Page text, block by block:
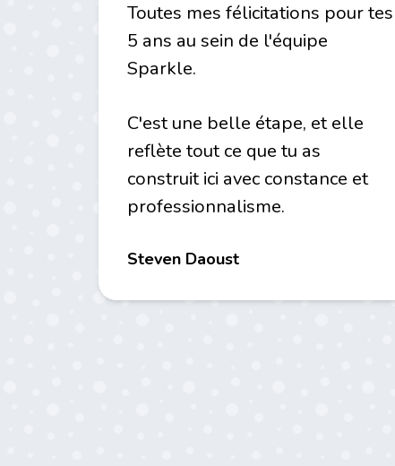
Toutes mes félicitations pour tes
5 ans au sein de l'équipe
Sparkle.
C'est une belle étape, et elle
reflète tout ce que tu as
construit ici avec constance et
professionnalisme.
Steven Daoust